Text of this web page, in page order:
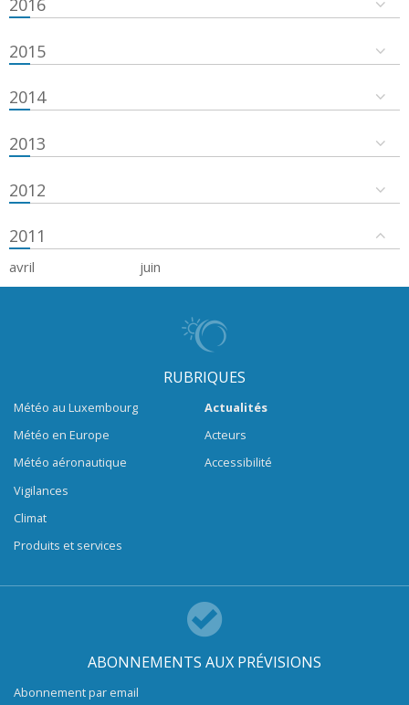
2016
2015
2014
2013
2012
2011
avril juin
RUBRIQUES
Météo au Luxembourg
Météo en Europe
Météo aéronautique
Vigilances
Climat
Produits et services
Actualités
Acteurs
Accessibilité
ABONNEMENTS AUX PRÉVISIONS
Abonnement par email